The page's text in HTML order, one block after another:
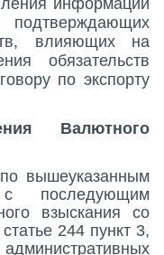
влияющих на
обязательств
по экспорту
Валютного
вышеуказанным
последующим
взыскания со
244 пункт 3,